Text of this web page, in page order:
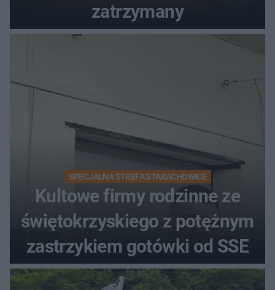
zatrzymany
SPECJALNA STREFA STARACHOWICE
Kultowe firmy rodzinne ze
świętokrzyskiego z potężnym
zastrzykiem gotówki od SSE